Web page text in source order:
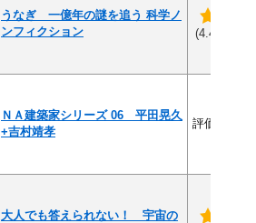
うなぎ 一億年の謎を追う 科学ノ
ンフィクション
(4.4/5)
ＮＡ建築家シリーズ 06 平田晃久
+吉村靖孝
評価なし
大人でも答えられない！ 宇宙の